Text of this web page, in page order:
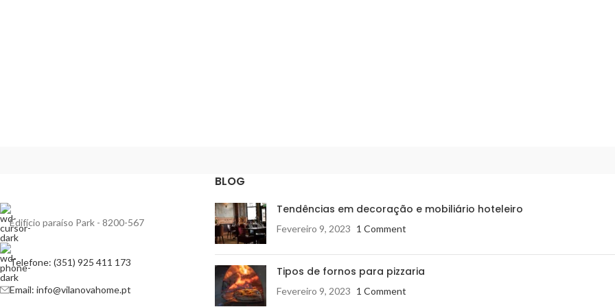
Edifício paraíso Park - 8200-567
Telefone: (351) 925 411 173
Email: info@vilanovahome.pt
BLOG
Tendências em decoração e mobiliário hoteleiro
Fevereiro 9, 2023 1 Comment
Tipos de fornos para pizzaria
Fevereiro 9, 2023 1 Comment